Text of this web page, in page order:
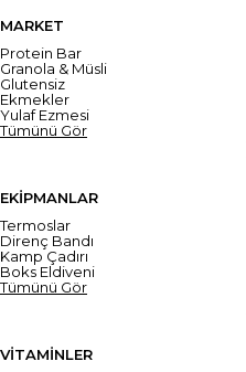
MARKET
Protein Bar
Granola & Müsli
Glutensiz
Ekmekler
Yulaf Ezmesi
Tümünü Gör
EKİPMANLAR
Termoslar
Direnç Bandı
Kamp Çadırı
Boks Eldiveni
Tümünü Gör
VİTAMİNLER